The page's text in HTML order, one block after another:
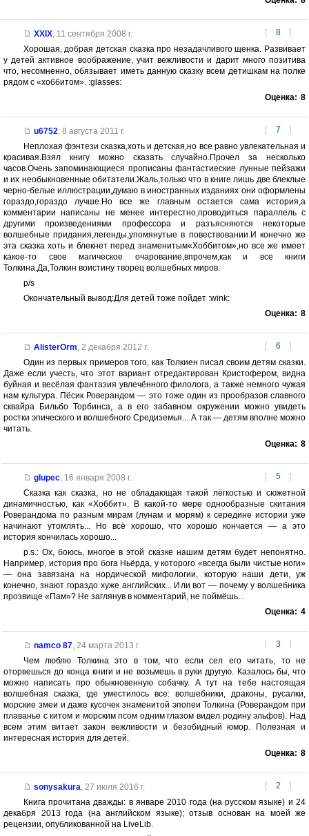
[ 8 ]
XXIX, 11 сентября 2008 г.
Хорошая, добрая детская сказка про незадачливого щенка. Развивает
у детей активное воображение, учит вежливости и дарит много позитива
что, несомненно, обязывает иметь данную сказку всем детишкам на полке
рядом с «хоббитом». :glasses:
Оценка: 8
[ 7 ]
u6752, 8 августа 2011 г.
Неплохая фэнтези сказка,хоть и детская,но все равно увлекательная и
красивая.Взял книгу можно сказать случайно.Прочел за несколько
часов.Очень запоминающиеся прописаны фантастиеские лунные пейзажи
и их необыкновенные обитатели.Жаль,только что в книге лишь две блеклые
черно-белые иллюстрации,думаю в иностранных изданиях они оформлены
гораздо,гораздо лучше.Но все же главным остается сама история,а
комментарии написаны не менее интерестно,проводиться параллель с
другими произведениями профессора и разъясняются некоторые
волшебные придания,легенды,упомянутые в повествовании.И конечно же
эта сказка хоть и блекнет перед знаменитым«Хоббитом»,но все же имеет
какое-то свое магическое очарование,впрочем,как и все книги
Толкина.Да,Толкин воистину творец волшебных миров.
p/s
Окончательный вывод:Для детей тоже пойдет :wink:
Оценка: 8
[ 6 ]
AlisterOrm, 2 декабря 2012 г.
Один из первых примеров того, как Толкиен писал своим детям сказки.
Даже если учесть, что этот вариант отредактирован Кристофером, видна
буйная и весёлая фантазия увлечённого филолога, а также немного чужая
нам культура. Пёсик Роверандом — это тоже один из прообразов славного
сквайра Бильбо Торбинса, а в его забавном окружении можно увидеть
ростки эпического и волшебного Средиземья... А так — детям вполне можно
читать.
Оценка: 8
[ 5 ]
glupec, 16 января 2008 г.
Сказка как сказка, но не обладающая такой лёгкостью и сюжетной
динамичностью, как «Хоббит». В какой-то мере однообразные скитания
Роверандома по разным мирам (лунам и морям) к середине истории уже
начинают утомлять... Но всё хорошо, что хорошо кончается — а это
история кончилась хорошо...
p.s.: Ох, боюсь, многое в этой сказке нашим детям будет непонятно.
Например, история про бога Ньёрда, у которого «всегда были чистые ноги»
— она завязана на нордической мифологии, которую наши дети, уж
конечно, знают гораздо хуже английских... Или вот — почему у волшебника
прозвище «Пам»? Не заглянув в комментарий, не поймёшь...
Оценка: 4
[ 3 ]
namco 87, 24 марта 2013 г.
Чем люблю Толкина это в том, что если сел его читать, то не
оторвешься до конца книги и не возьмешь в руки другую. Казалось бы, что
можно написать про обыкновенную собачку. А тут на тебе настоящая
волшебная сказка, где уместилось все: волшебники, драконы, русалки,
морские змеи и даже кусочек знаменитой эпопеи Толкина (Роверандом при
плаванье с китом и морским псом одним глазом видел родину эльфов). Над
всем этим витает закон вежливости и безобидный юмор. Полезная и
интересная история для детей.
Оценка: 8
[ 2 ]
sonysakura, 27 июля 2016 г.
Книга прочитана дважды: в январе 2010 года (на русском языке) и 24
декабря 2013 года (на английском языке); отзыв основан на моей же
рецензии, опубликованной на LiveLib.